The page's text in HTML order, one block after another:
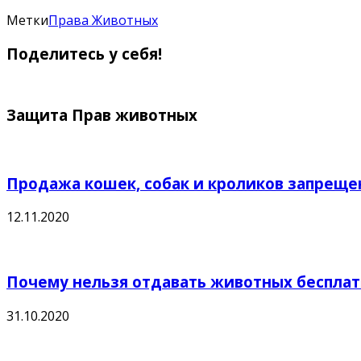
МеткиПрава Животных
Поделитесь у себя!
Защита Прав животных
Продажа кошек, собак и кроликов
12.11.2020
Почему нельзя отдавать животных
31.10.2020